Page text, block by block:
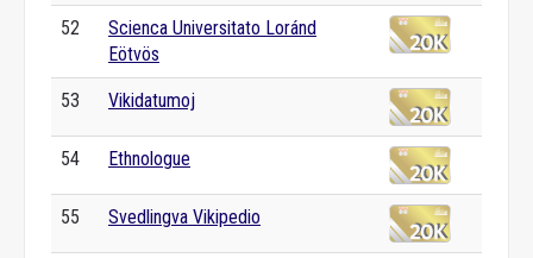
52
Scienca Universitato Loránd
Eötvös
53 Vikidatumoj
54 Ethnologue
55 Svedlingva Vikipedio